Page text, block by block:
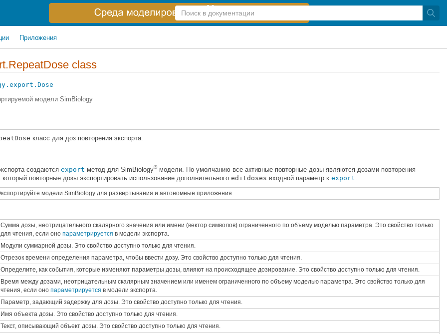
Справка
по
Приложения
class
модели SimBiology
класс для доз повторения экспорта.
создаются export метод для SimBiology®модели. По умолчанию все активные повторные дозы являются дозами повторения
повторные дозы экспортировать использование дополнительного editdoses входной параметр к export.
модели SimBiology для развертывания и автономные приложения
Сумма дозы, неотрицательного скалярного значения или имени (вектор символов) ограниченного по объему моделью параметра. Это свойство только
для чтения, если оно параметрируется в модели экспорта.
Модули суммарной дозы. Это свойство доступно только для чтения.
Отрезок времени определения параметра, чтобы ввести дозу. Это свойство доступно только для чтения.
Определите, как события, которые изменяют параметры дозы, влияют на происходящее дозирование. Это свойство доступно только для чтения.
Время между дозами, неотрицательным скалярным значением или именем ограниченного по объему моделью параметра. Это свойство только для
чтения, если оно параметрируется в модели экспорта.
Параметр, задающий задержку для дозы. Это свойство доступно только для чтения.
Имя объекта дозы. Это свойство доступно только для чтения.
Текст, описывающий объект дозы. Это свойство доступно только для чтения.